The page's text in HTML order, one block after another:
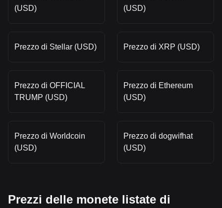
(USD)
(USD)
Prezzo di Stellar (USD) Prezzo di XRP (USD)
Prezzo di OFFICIAL
TRUMP (USD)
Prezzo di Ethereum
(USD)
Prezzo di Worldcoin
(USD)
Prezzo di dogwifhat
(USD)
Prezzi delle monete listate di